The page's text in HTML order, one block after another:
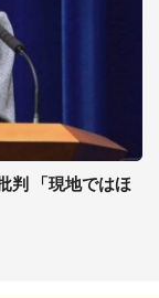
判 「現地ではほ